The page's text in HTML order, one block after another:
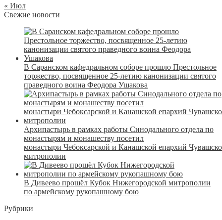
« Июл
Свежие новости
В Саранском кафедральном соборе прошло Престольное
торжество, посвященное 25-летию канонизации святого
праведного воина Феодора Ушакова
Архипастырь в рамках работы Синодального отдела по
монастырям и монашеству посетил
монастыри Чебоксарской и Канашской епархий
митрополии
В Дивеево прошёл Кубок Нижегородской митрополии
по армейскому рукопашному бою
Рубрики